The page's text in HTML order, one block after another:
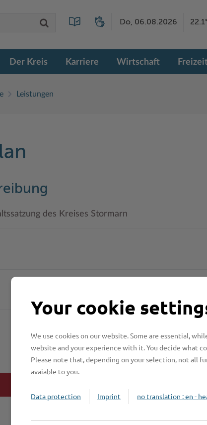
Do, 06.08.2026
Der Kreis Karriere Wirtschaft
Leistungen
des Kreises Stormarn
Online-Services
Formulare
Your cookie
We use cookies on our website. Some are essential,
website and your experience with it. You decide what
Please note that, depending on your selection, not all
avaiable to you.
Data protection Imprint no translation : en -